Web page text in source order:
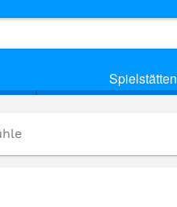
Spielstätten